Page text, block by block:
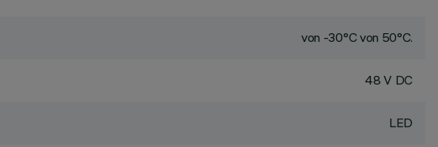
von -30°C von 50°C.
48 V DC
LED